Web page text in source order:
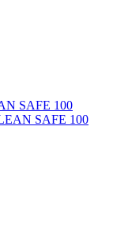
SAFE 100
SAFE 100